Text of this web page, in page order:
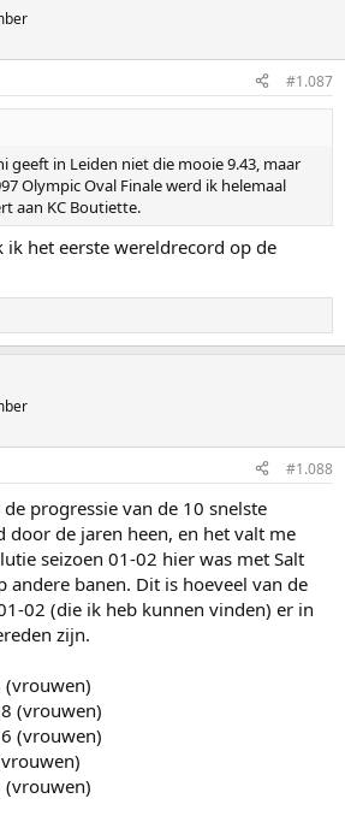
#1.087
geeft in Leiden niet die mooie 9.43, maar
Olympic Oval Finale werd ik helemaal
aan KC Boutiette.
ik het eerste wereldrecord op de
#1.088
progressie van de 10 snelste
door de jaren heen, en het valt me
seizoen 01-02 hier was met Salt
andere banen. Dit is hoeveel van de
02 (die ik heb kunnen vinden) er in
zijn.
(vrouwen)
(vrouwen)
(vrouwen)